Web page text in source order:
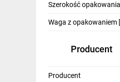
Wentylacja i rekuperacja
Szerokość
Waga z opakowaniem
Producent
Producent